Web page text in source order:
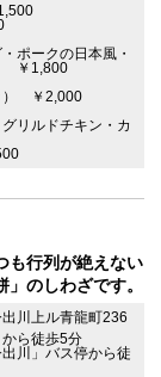
ポークの日本風・
￥1,800
） ￥2,000
リルドチキン・カ
も行列が絶えない
のしわざです。
川上ル青龍町236
ら徒歩5分
川」バス停から徒